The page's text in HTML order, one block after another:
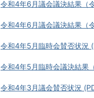
令和4年6月議会議決結果（
令和4年6月議会議決結果（
令和4年5月臨時会賛否状況
令和4年5月臨時会議決結果
令和4年3月議会賛否状況